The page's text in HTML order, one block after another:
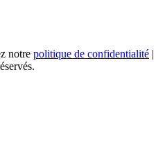
notre politique de confidentialité |